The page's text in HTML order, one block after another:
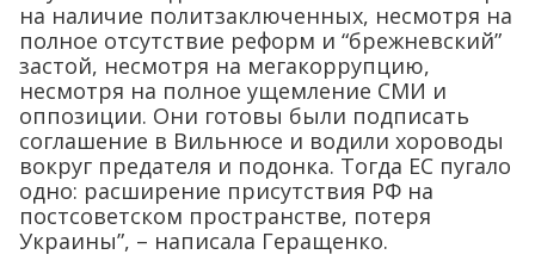
на наличие политзаключенных, несмотря на
полное отсутствие реформ и “брежневский”
застой, несмотря на мегакоррупцию,
несмотря на полное ущемление СМИ и
оппозиции. Они готовы были подписать
соглашение в Вильнюсе и водили хороводы
вокруг предателя и подонка. Тогда ЕС пугало
одно: расширение присутствия РФ на
постсоветском пространстве, потеря
Украины”, – написала Геращенко.